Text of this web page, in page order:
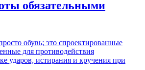
обязательными
обувь; это спроектированные
для противодействия
ударов, истирания и кручения при